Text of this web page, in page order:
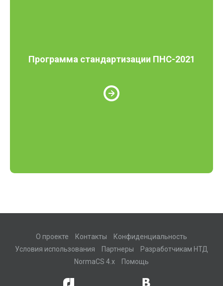
Программа стандартизации ПНС-2021
О проекте Контакты
Конфиденциальность
Условия использования
Партнеры
Разработчикам НТД
NormaCS 4.x
Помощь